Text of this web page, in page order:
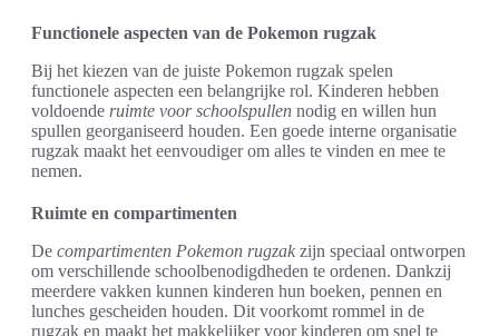
Functionele aspecten van de Pokemon rugzak
Bij het kiezen van de juiste Pokemon rugzak spelen
functionele aspecten een belangrijke rol. Kinderen hebben
voldoende ruimte voor schoolspullen nodig en willen hun
spullen georganiseerd houden. Een goede interne organisatie
rugzak maakt het eenvoudiger om alles te vinden en mee te
nemen.
Ruimte en compartimenten
De compartimenten Pokemon rugzak zijn speciaal ontworpen
om verschillende schoolbenodigdheden te ordenen. Dankzij
meerdere vakken kunnen kinderen hun boeken, pennen en
lunches gescheiden houden. Dit voorkomt rommel in de
rugzak en maakt het makkelijker voor kinderen om snel te